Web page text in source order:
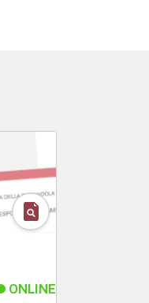
ONLINE